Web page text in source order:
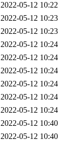
2022-05-12 10:22
2022-05-12 10:23
2022-05-12 10:23
2022-05-12 10:24
2022-05-12 10:24
2022-05-12 10:24
2022-05-12 10:24
2022-05-12 10:24
2022-05-12 10:24
2022-05-12 10:40
2022-05-12 10:40